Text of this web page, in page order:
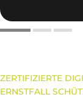
ZERTIFIZIERTE
ERNSTFALL